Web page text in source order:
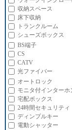
収納スペース
床下収納
トランクルーム
シューズボックス
BS端子
CS
CATV
光ファイバー
オートロック
モニタ付インターホ
宅配ボックス
24時間セキュリティ
ディンプルキー
電動シャッター